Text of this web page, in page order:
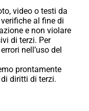
video o testi da
al fine di
e non violare
di terzi. Per
nell’uso del
prontamente
diritti di terzi.